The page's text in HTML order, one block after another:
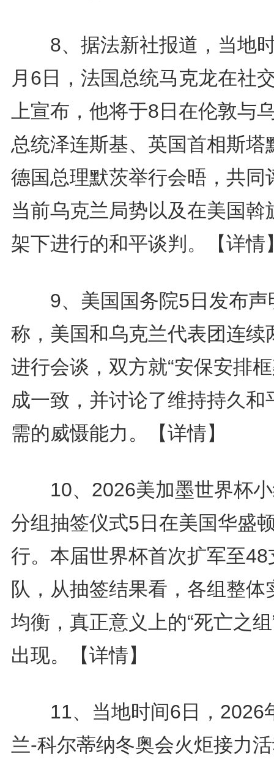
8、据法新社报道，当地
月6日，法国总统马克龙在社
上宣布，他将于8日在伦敦与
总统泽连斯基、英国首相斯塔
德国总理默茨举行会晤，共同
当前乌克兰局势以及在美国斡
架下进行的和平谈判。
【详情
9、美国国务院5日发布声
称，美国和乌克兰代表团连续
进行会谈，双方就“安保安排
成一致，并讨论了维持持久和
需的威慑能力。
【详情】
10、2026美加墨世界杯小
分组抽签仪式5日在美国华盛
行。本届世界杯首次扩军至48
队，从抽签结果看，各组整体
均衡，真正意义上的“死亡之
出现。
【详情】
11、当地时间6日，2026
兰-科尔蒂纳冬奥会火炬接力